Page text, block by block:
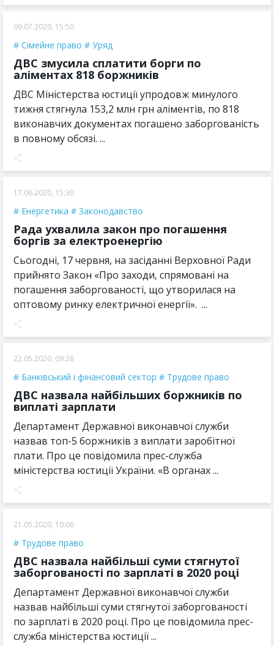
09.07.2020, 15:50
Сімейне право Уряд
ДВС змусила сплатити борги по
аліментах 818 боржників
ДВС Міністерства юстиції упродовж минулого
тижня стягнула 153,2 млн грн аліментів, по 818
виконавчих документах погашено заборгованість
в повному обсязі. ...
17.06.2020, 15:30
Енергетика Законодавство
Рада ухвалила закон про погашення
боргів за електроенергію
Сьогодні, 17 червня, на засіданні Верховної Ради
прийнято Закон «Про заходи, спрямовані на
погашення заборгованості, що утворилася на
оптовому ринку електричної енергії». ...
22.05.2020, 09:28
Банківський і фінансовий сектор Трудове право
ДВС назвала найбільших боржників по
виплаті зарплати
Департамент Державної виконавчої служби
назвав топ-5 боржників з виплати заробітної
плати. Про це повідомила прес-служба
міністерства юстиції України. «В органах ...
21.05.2020, 10:06
Трудове право
ДВС назвала найбільші суми стягнутої
заборгованості по зарплаті в 2020 році
Департамент Державної виконавчої служби
назвав найбільші суми стягнутої заборгованості
по зарплаті в 2020 році. Про це повідомила прес-
служба міністерства юстиції ...